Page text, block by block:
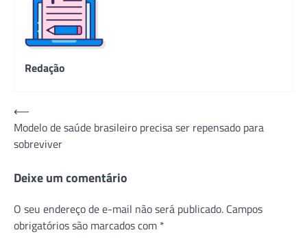
Redação
Navegação
de
Post
⟵
Modelo de saúde brasileiro precisa ser repensado para
sobreviver
Deixe um comentário
O seu endereço de e-mail não será publicado. Campos
obrigatórios são marcados com *